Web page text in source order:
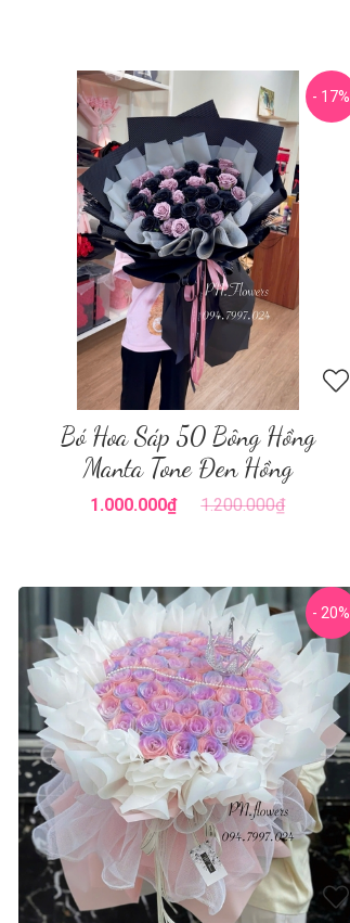
- 17%
Bó Hoa Sáp 50 Bông Hồng
Manta Tone Đen Hồng
1.000.000₫ 1.200.000₫
- 20%